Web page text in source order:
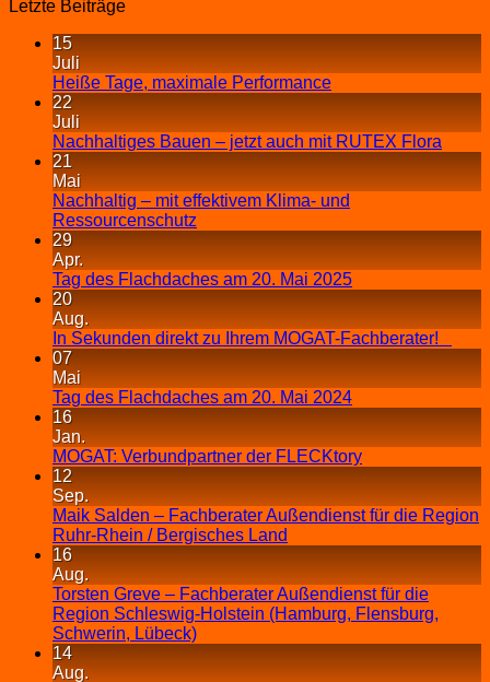
Letzte Beiträge
15
Juli
Heiße Tage, maximale Performance
22
Juli
Nachhaltiges Bauen – jetzt auch mit RUTEX Flora
21
Mai
Nachhaltig – mit effektivem Klima- und
Ressourcenschutz
29
Apr.
Tag des Flachdaches am 20. Mai 2025
20
Aug.
In Sekunden direkt zu Ihrem MOGAT-Fachberater!
07
Mai
Tag des Flachdaches am 20. Mai 2024
16
Jan.
MOGAT: Verbundpartner der FLECKtory
12
Sep.
Maik Salden – Fachberater Außendienst für die Region
Ruhr-Rhein / Bergisches Land
16
Aug.
Torsten Greve – Fachberater Außendienst für die
Region Schleswig-Holstein (Hamburg, Flensburg,
Schwerin, Lübeck)
14
Aug.